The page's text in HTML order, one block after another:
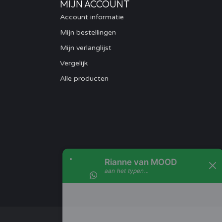
MIJN ACCOUNT
Account informatie
Mijn bestellingen
Mijn verlanglijst
Vergelijk
Alle producten